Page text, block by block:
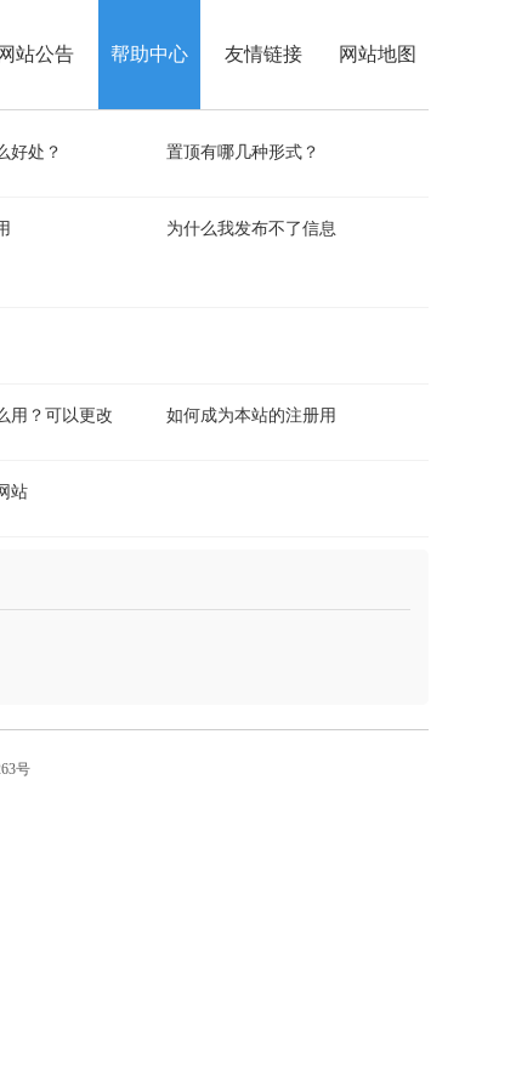
网站公告 帮助中心 友情链接 网站地图
好处？ 置顶有哪几种形式？
为什么我发布不了信息
用？可以更改 如何成为本站的注册用
站
号